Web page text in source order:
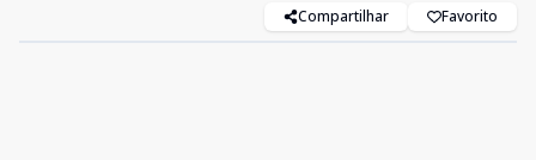
Compartilhar Favorito